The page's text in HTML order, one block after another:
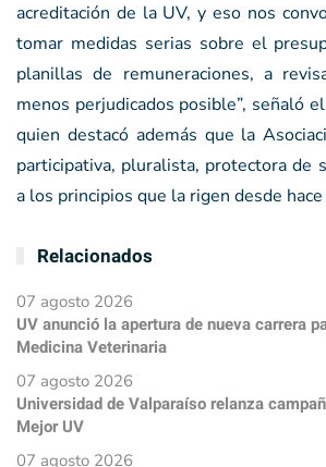
acreditación de la UV, y eso nos
tomar medidas serias sobre el
planillas de remuneraciones, a
menos perjudicados posible”, señaló
quien destacó además que la
participativa, pluralista, protectora de
a los principios que la rigen desde
Relacionados
07 agosto 2026
UV anunció la apertura de nueva carrera
Medicina Veterinaria
07 agosto 2026
Universidad de Valparaíso relanza
Mejor UV
07 agosto 2026